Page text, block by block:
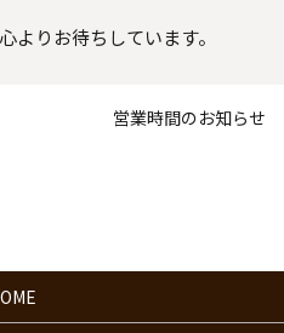
よりお待ちしています。
営業時間のお知らせ